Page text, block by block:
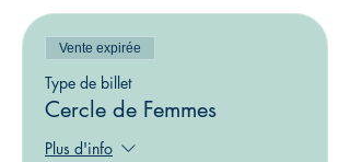
Vente expirée
Type de billet
Cercle de Femmes
Plus d'info